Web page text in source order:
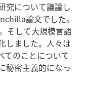
究について議論し
論文でした。
そして大規模言語
しました。人々は
てのことについて
秘密主義的になっ